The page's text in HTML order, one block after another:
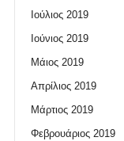
Ιούλιος 2019
Ιούνιος 2019
Μάιος 2019
Απρίλιος 2019
Μάρτιος 2019
Φεβρουάριος 2019